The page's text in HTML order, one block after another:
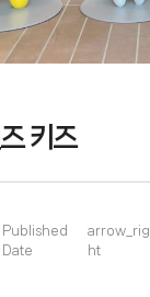
키즈
Published
Date
arrow_rig
ht